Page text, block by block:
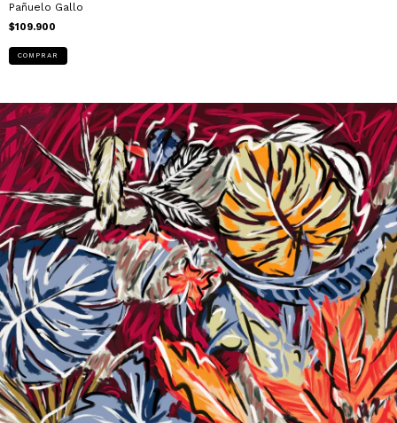
Pañuelo Gallo
$109.900